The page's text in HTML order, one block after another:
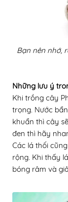
Bạn nên nhớ,
Những lưu ý
Khi trồng cây
trọng. Nước
khuẩn thì cây
đen thì hãy
Các lá thối
rộng. Khi thấy
bóng râm và